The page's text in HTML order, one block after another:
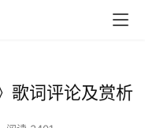
歌词评论及赏析